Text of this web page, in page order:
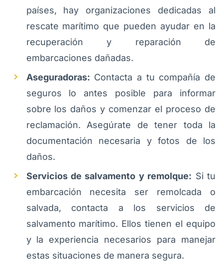
países, hay organizaciones dedicadas al
rescate marítimo que pueden ayudar en la
recuperación y reparación de
embarcaciones dañadas.
Aseguradoras: Contacta a tu compañía de
seguros lo antes posible para informar
sobre los daños y comenzar el proceso de
reclamación. Asegúrate de tener toda la
documentación necesaria y fotos de los
daños.
Servicios de salvamento y remolque: Si tu
embarcación necesita ser remolcada o
salvada, contacta a los servicios de
salvamento marítimo. Ellos tienen el equipo
y la experiencia necesarios para manejar
estas situaciones de manera segura.